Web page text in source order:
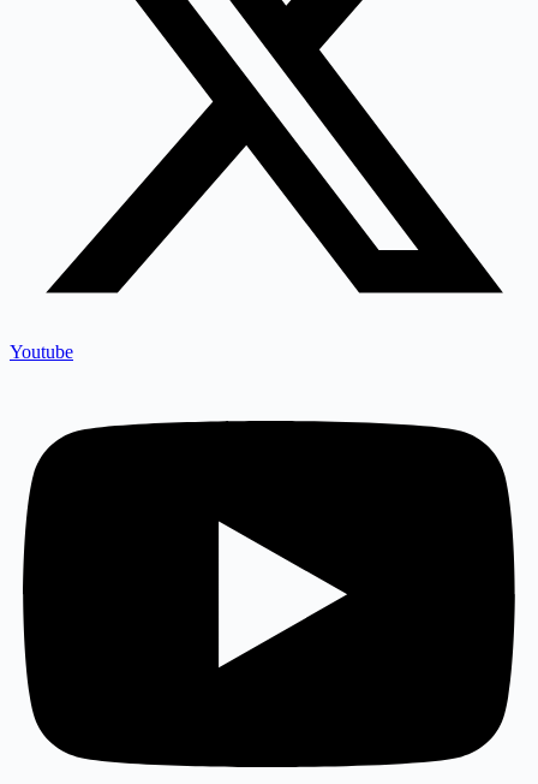
Youtube